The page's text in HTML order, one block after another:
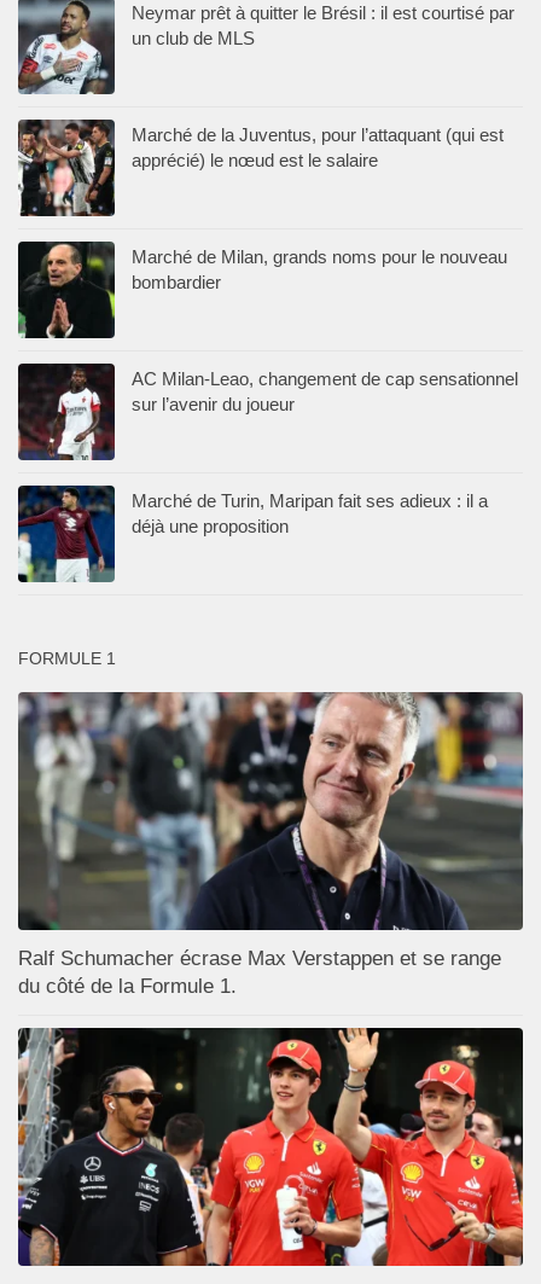
Neymar prêt à quitter le Brésil : il est courtisé par
un club de MLS
Marché de la Juventus, pour l’attaquant (qui est
apprécié) le nœud est le salaire
Marché de Milan, grands noms pour le nouveau
bombardier
AC Milan-Leao, changement de cap sensationnel
sur l’avenir du joueur
Marché de Turin, Maripan fait ses adieux : il a
déjà une proposition
FORMULE 1
Ralf Schumacher écrase Max Verstappen et se range
du côté de la Formule 1.